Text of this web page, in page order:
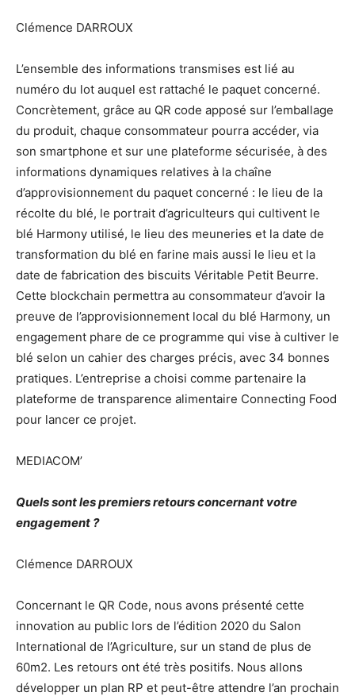
Clémence DARROUX
L’ensemble des informations transmises est lié au
numéro du lot auquel est rattaché le paquet concerné.
Concrètement, grâce au QR code apposé sur l’emballage
du produit, chaque consommateur pourra accéder, via
son smartphone et sur une plateforme sécurisée, à des
informations dynamiques relatives à la chaîne
d’approvisionnement du paquet concerné : le lieu de la
récolte du blé, le portrait d’agriculteurs qui cultivent le
blé Harmony utilisé, le lieu des meuneries et la date de
transformation du blé en farine mais aussi le lieu et la
date de fabrication des biscuits Véritable Petit Beurre.
Cette blockchain permettra au consommateur d’avoir la
preuve de l’approvisionnement local du blé Harmony, un
engagement phare de ce programme qui vise à cultiver le
blé selon un cahier des charges précis, avec 34 bonnes
pratiques. L’entreprise a choisi comme partenaire la
plateforme de transparence alimentaire Connecting Food
pour lancer ce projet.
MEDIACOM’
Quels sont les premiers retours concernant votre
engagement ?
Clémence DARROUX
Concernant le QR Code, nous avons présenté cette
innovation au public lors de l’édition 2020 du Salon
International de l’Agriculture, sur un stand de plus de
60m2. Les retours ont été très positifs. Nous allons
développer un plan RP et peut-être attendre l’an prochain